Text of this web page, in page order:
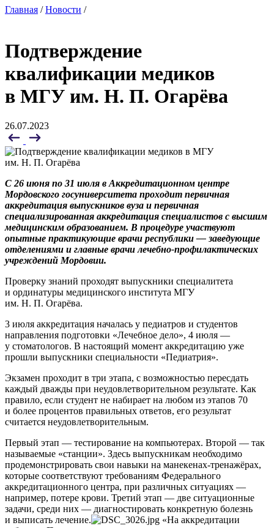
Главная /Новости /
Подтверждение
квалификации медиков
в МГУ им. Н. П. Огарёва
26.07.2023
С 26 июня по 31 июля в Аккредитационном центре
Мордовского госуниверситета проходит первичная
аккредитация выпускников вуза и первичная
специализированная аккредитация специалистов с высшим
медицинским образованием. В процедуре участвуют
опытные практикующие врачи республики — заведующие
отделениями и главные врачилечебно-профилактических
учреждений Мордовии.
Проверку знаний проходят выпускники специалитета
и ординатуры медицинского института МГУ
им. Н. П. Огарёва.
3 июля аккредитация началась у педиатров и студентов
направления подготовки «Лечебное дело», 4 июля —
у стоматологов. В настоящий момент аккредитацию уже
прошли выпускники специальности «Педиатрия».
Экзамен проходит в три этапа, с возможностью пересдать
каждый дважды при неудовлетворительном результате. Как
правило, если студент не набирает на любом из этапов 70
и более процентов правильных ответов, его результат
считается неудовлетворительным.
Первый этап — тестирование на компьютерах. Второй — так
называемые «станции». Здесь выпускникам необходимо
продемонстрировать свои навыки на манекенах-тренажёрах,
которые соответствуют требованиям Федерального
аккредитационного центра, при различных ситуациях —
например, потере крови. Третий этап — две ситуационные
задачи, среди них — диагностировать конкретную болезнь
и выписать лечение.
«На аккредитации